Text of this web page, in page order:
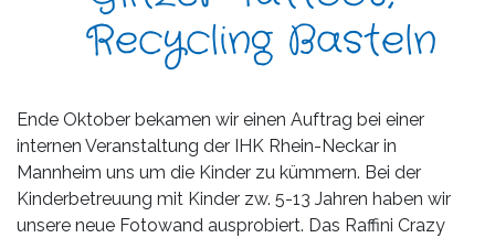
Recycling Basteln
Ende Oktober bekamen wir einen Auftrag bei einer
internen Veranstaltung der IHK Rhein-Neckar in
Mannheim uns um die Kinder zu kümmern. Bei der
Kinderbetreuung mit Kinder zw. 5-13 Jahren haben wir
unsere neue Fotowand ausprobiert. Das Raffini Crazy